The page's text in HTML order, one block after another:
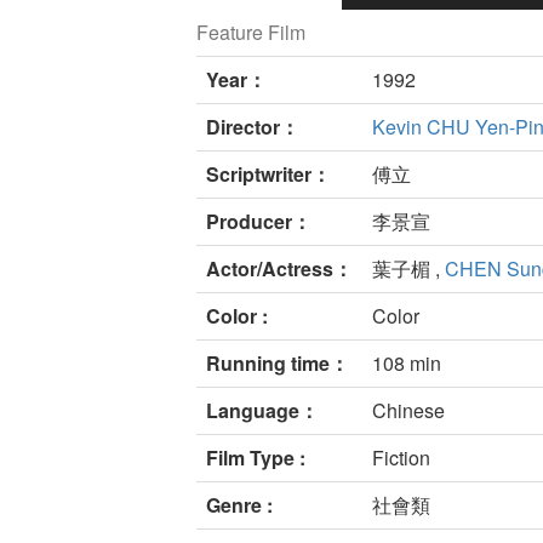
Feature Film
Year：
1992
Director：
Kevin CHU Yen-
Scriptwriter：
傅立
Producer：
李景宣
Actor/Actress：
葉子楣 , CHEN
Color :
Color
Running time：
108 min
Language：
Chinese
Film Type :
Fiction
Genre :
社會類